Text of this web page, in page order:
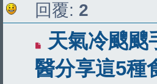
回覆: 2
天氣冷颼颼
醫分享這5種